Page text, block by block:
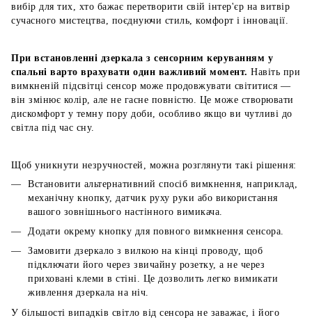
вибір для тих, хто бажає перетворити свій інтер'єр на витвір
сучасного мистецтва, поєднуючи стиль, комфорт і інновації.
При встановленні дзеркала з сенсорним керуванням у
спальні варто врахувати один важливий момент. Навіть при
вимкненій підсвітці сенсор може продовжувати світитися —
він змінює колір, але не гасне повністю. Це може створювати
дискомфорт у темну пору доби, особливо якщо ви чутливі до
світла під час сну.
Щоб уникнути незручностей, можна розглянути такі рішення:
Встановити альтернативний спосіб вимкнення, наприклад,
механічну кнопку, датчик руху руки або використання
вашого зовнішнього настінного вимикача.
Додати окрему кнопку для повного вимкнення сенсора.
Замовити дзеркало з вилкою на кінці проводу, щоб
підключати його через звичайну розетку, а не через
приховані клеми в стіні. Це дозволить легко вимикати
живлення дзеркала на ніч.
У більшості випадків світло від сенсора не заважає, і його